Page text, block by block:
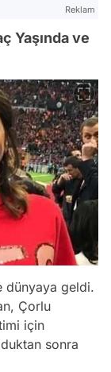
Reklam
Yaşında ve
dünyaya geldi.
Çorlu
için
sonra